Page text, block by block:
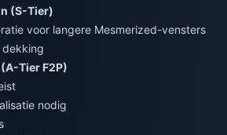
(S-Tier)
voor langere Mesmerized-vensters
dekking
Tier F2P)
nodig